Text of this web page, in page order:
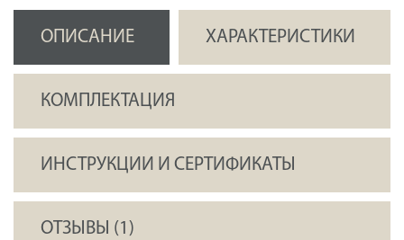
ОПИСАНИЕ ХАРАКТЕРИСТИКИ
КОМПЛЕКТАЦИЯ
ИНСТРУКЦИИ И СЕРТИФИКАТЫ
ОТЗЫВЫ (1)